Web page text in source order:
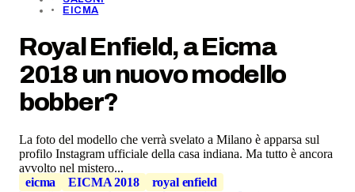
EICMA
Royal Enfield, a Eicma
2018 un nuovo modello
bobber?
La foto del modello che verrà svelato a Milano è apparsa sul
profilo Instagram ufficiale della casa indiana. Ma tutto è ancora
avvolto nel mistero...
eicma
EICMA 2018
royal enfield